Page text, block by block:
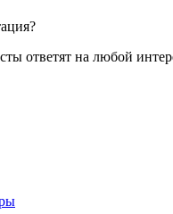
ответят на любой